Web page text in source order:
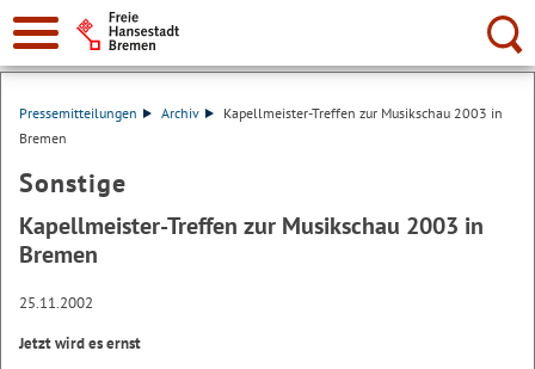
Suche:
Pressemitteilungen Archiv
Kapellmeister-Treffen zur Musikschau 2003 in
Bremen
Sonstige
Kapellmeister-Treffen zur Musikschau 2003 in
Bremen
25.11.2002
Jetzt wird es ernst